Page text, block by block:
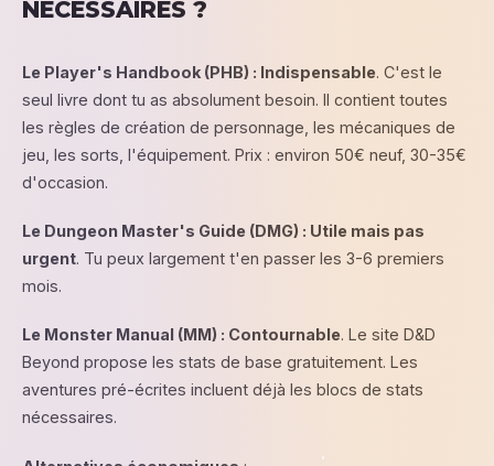
NÉCESSAIRES ?
Le Player's Handbook (PHB) : Indispensable. C'est le
seul livre dont tu as absolument besoin. Il contient toutes
les règles de création de personnage, les mécaniques de
jeu, les sorts, l'équipement. Prix : environ 50€ neuf, 30-35€
d'occasion.
Le Dungeon Master's Guide (DMG) : Utile mais pas
urgent. Tu peux largement t'en passer les 3-6 premiers
mois.
Le Monster Manual (MM) : Contournable. Le site D&D
Beyond propose les stats de base gratuitement. Les
aventures pré-écrites incluent déjà les blocs de stats
nécessaires.